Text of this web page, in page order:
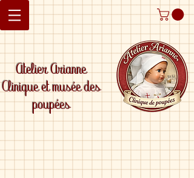
Atelier Arianne
Clinique et musée des
poupées